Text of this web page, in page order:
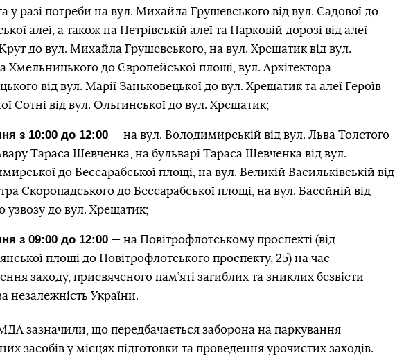
у разі потреби на вул. Михайла Грушевського від вул. Садової до
алеї, а також на Петрівській алеї та Парковій дорозі від алеї
Крут до вул. Михайла Грушевського, на вул. Хрещатик від вул.
Хмельницького до Європейської площі, вул. Архітектора
від вул. Марії Заньковецької до вул. Хрещатик та алеї Героїв
Сотні від вул. Ольгинської до вул. Хрещатик;
з 10:00 до 12:00— на вул. Володимирській від вул. Льва Толстого
Тараса Шевченка, на бульварі Тараса Шевченка від вул.
до Бессарабської площі, на вул. Великій Васильківській від
Скоропадського до Бессарабської площі, на вул. Басейній від
узвозу до вул. Хрещатик;
з 09:00 до 12:00— на Повітрофлотському проспекті (від
площі до Повітрофлотського проспекту, 25) на час
заходу, присвяченого пам’яті загиблих та зниклих безвісти
незалежність України.
зазначили, що передбачається заборона на паркування
засобів у місцях підготовки та проведення урочистих заходів.